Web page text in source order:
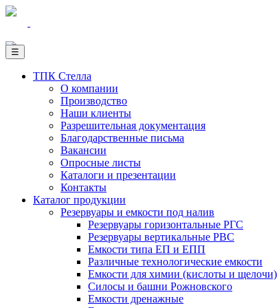
☰
ТПК Стелла
О компании
Производство
Наши клиенты
Разрешительная документация
Благодарственные письма
Вакансии
Опросные листы
Каталоги и презентации
Контакты
Каталог продукции
Резервуары и емкости под налив
Резервуары горизонтальные РГС
Резервуары вертикальные РВС
Емкости типа ЕП и ЕПП
Различные технологические емкости
Емкости для химии (кислоты и щелочи)
Силосы и башни Рожновского
Емкости дренажные